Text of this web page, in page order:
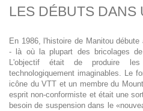
LES DÉBUTS DANS
En 1986, l'histoire de Manitou
- là où la plupart des bricolages
L'objectif était de produire
technologiquement imaginables. Le
icône du VTT et un membre du
esprit non-conformiste et était une
besoin de suspension dans le